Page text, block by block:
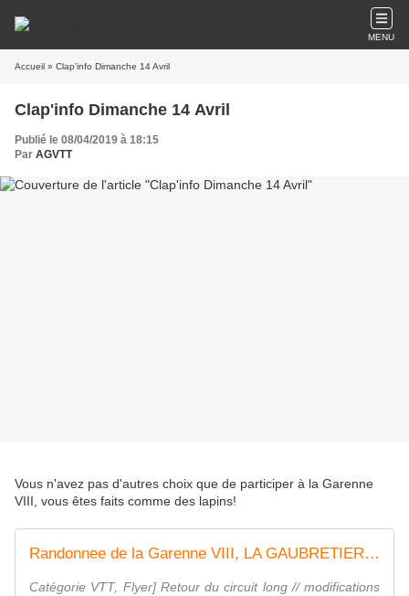
MENU
Accueil » Clap'info Dimanche 14 Avril
Clap'info Dimanche 14 Avril
Publié le 08/04/2019 à 18:15
Par AGVTT
Vous n'avez pas d'autres choix que de participer à la Garenne
VIII, vous êtes faits comme des lapins!
Randonnee de la Garenne VIII, LA GAUBRETIERE (Sortie du 14/04/2019 / Ref. : 57113)
Catégorie VTT, Flyer] Retour du circuit long // modifications